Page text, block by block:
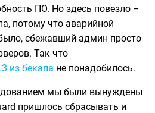
ПО. Но здесь повезло –
потому что аварийной
сбежавший админ просто
Так что
из бекапа не понадобилось.
мы были вынуждены
пришлось сбрасывать и